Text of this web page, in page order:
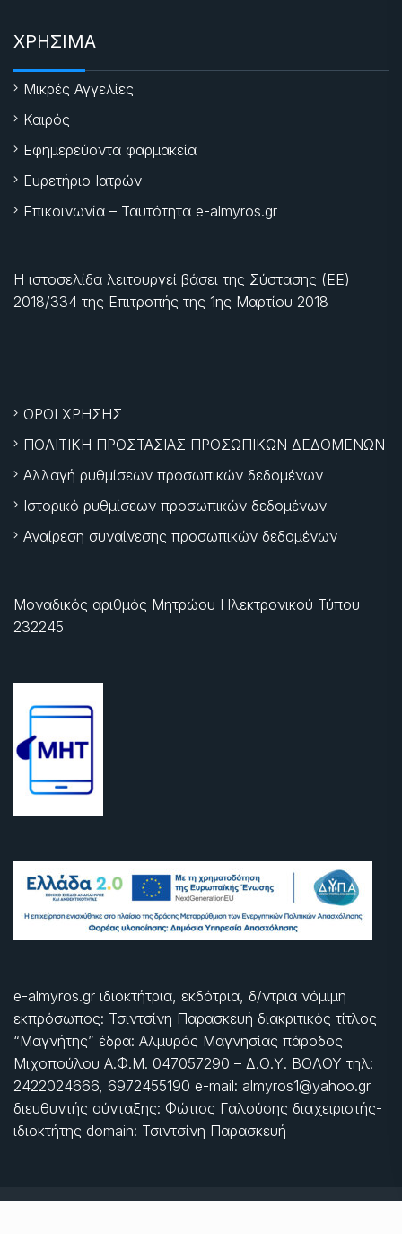
ΧΡΗΣΙΜΑ
Μικρές Αγγελίες
Καιρός
Εφημερεύοντα φαρμακεία
Ευρετήριο Ιατρών
Επικοινωνία – Ταυτότητα e-almyros.gr
Η ιστοσελίδα λειτουργεί βάσει της Σύστασης (ΕΕ)
2018/334 της Επιτροπής της 1ης Μαρτίου 2018
ΟΡΟΙ ΧΡΗΣΗΣ
ΠΟΛΙΤΙΚΗ ΠΡΟΣΤΑΣΙΑΣ ΠΡΟΣΩΠΙΚΩΝ ΔΕΔΟΜΕΝΩΝ
Αλλαγή ρυθμίσεων προσωπικών δεδομένων
Ιστορικό ρυθμίσεων προσωπικών δεδομένων
Αναίρεση συναίνεσης προσωπικών δεδομένων
Μοναδικός αριθμός Μητρώου Ηλεκτρονικού Τύπου
232245
e-almyros.gr ιδιοκτήτρια, εκδότρια, δ/ντρια νόμιμη
εκπρόσωπος: Τσιντσίνη Παρασκευή διακριτικός τίτλος
“Μαγνήτης” έδρα: Αλμυρός Μαγνησίας πάροδος
Μιχοπούλου Α.Φ.Μ. 047057290 – Δ.Ο.Υ. ΒΟΛΟΥ τηλ:
2422024666, 6972455190 e-mail: almyros1@yahoo.gr
διευθυντής σύνταξης: Φώτιος Γαλούσης διαχειριστής-
ιδιοκτήτης domain: Τσιντσίνη Παρασκευή